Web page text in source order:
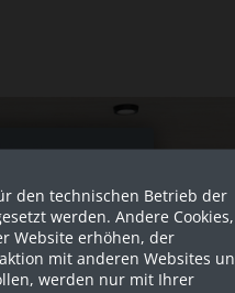
den technischen Betrieb der
werden. Andere Cookies,
Website erhöhen, der
mit anderen Websites
werden nur mit Ihrer
Shop, Preise
ausgespielt!
Firma